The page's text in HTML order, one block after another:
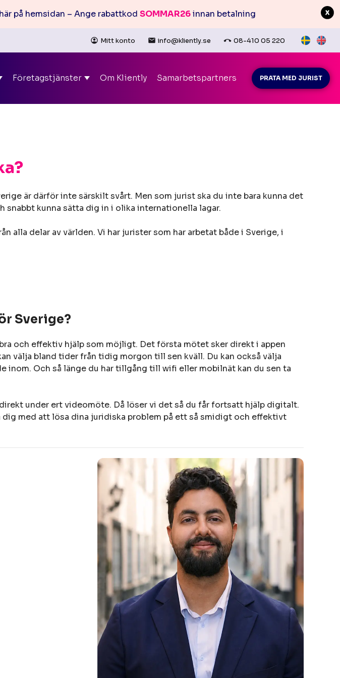
på hemsidan – Ange rabattkod SOMMAR26innan betalning
Mitt konto info@kliently.se 08-410 05 220
Företagstjänster Om Kliently Samarbetspartners PRATA MED JURIST
är därför inte särskilt svårt. Men som jurist ska du inte bara kunna det
snabbt kunna sätta dig in i olika internationella lagar.
alla delar av världen. Vi har jurister som har arbetat både i Sverige, i
Sverige?
och effektiv hjälp som möjligt. Det första mötet sker direkt i appen
välja bland tider från tidig morgon till sen kväll. Du kan också välja
inom. Och så länge du har tillgång till wifi eller mobilnät kan du sen ta
under ert videomöte. Då löser vi det så du får fortsatt hjälp digitalt.
med att lösa dina juridiska problem på ett så smidigt och effektivt